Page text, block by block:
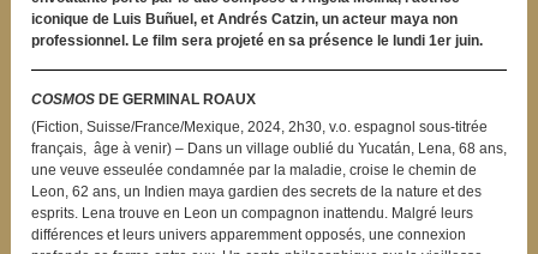
iconique de Luis Buñuel, et Andrés Catzin, un acteur maya non
professionnel. Le film sera projeté en sa présence le lundi 1er juin.
COSMOS DE GERMINAL ROAUX
(Fiction, Suisse/France/Mexique, 2024, 2h30, v.o. espagnol sous-titrée
français, âge à venir) – Dans un village oublié du Yucatán, Lena, 68 ans,
une veuve esseulée condamnée par la maladie, croise le chemin de
Leon, 62 ans, un Indien maya gardien des secrets de la nature et des
esprits. Lena trouve en Leon un compagnon inattendu. Malgré leurs
différences et leurs univers apparemment opposés, une connexion